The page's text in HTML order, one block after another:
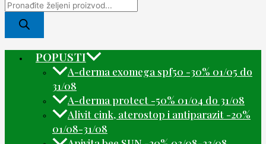
POPUSTI
A-derma exomega spf50 -30% 01/05 do
31/08
A-derma protect -50% 01/04 do 31/08
Alivit cink, aterostop i antiparazit -20%
01/08-31/08